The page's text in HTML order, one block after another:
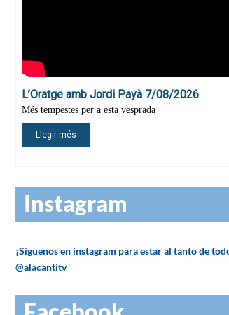
Instagram
¡Síguenos en instagram para estar al tanto de
@alacantitv